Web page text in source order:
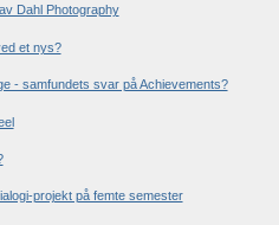
Dahl Photography
et nys?
- samfundets svar på Achievements?
projekt på femte semester